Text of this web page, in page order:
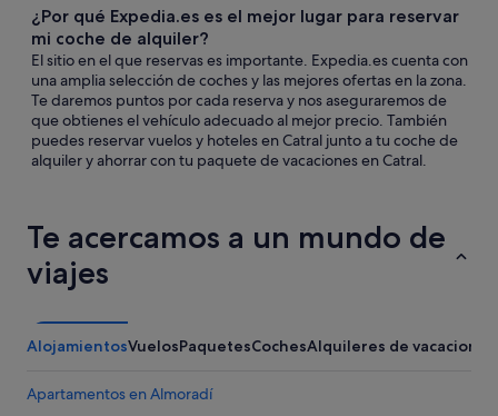
¿Por qué Expedia.es es el mejor lugar para reservar
mi coche de alquiler?
El sitio en el que reservas es importante. Expedia.es cuenta con
una amplia selección de coches y las mejores ofertas en la zona.
Te daremos puntos por cada reserva y nos aseguraremos de
que obtienes el vehículo adecuado al mejor precio. También
puedes reservar vuelos y hoteles en Catral junto a tu coche de
alquiler y ahorrar con tu paquete de vacaciones en Catral.
Te acercamos a un mundo de
viajes
AlojamientosVuelosPaquetesCochesAlquileres de vacaciones
Apartamentos en Almoradí